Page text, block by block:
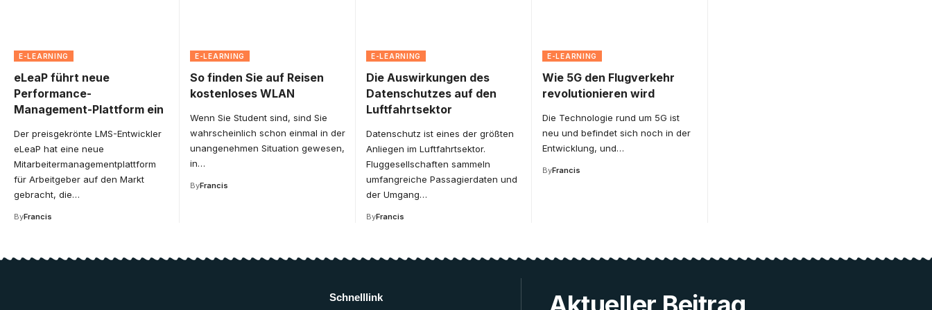
E-LEARNING
eLeaP führt neue
Performance-
Management-Plattform ein
Der preisgekrönte LMS-Entwickler
eLeaP hat eine neue
Mitarbeitermanagementplattform
für Arbeitgeber auf den Markt
gebracht, die…
ByFrancis
E-LEARNING
So finden Sie auf Reisen
kostenloses WLAN
Wenn Sie Student sind, sind Sie
wahrscheinlich schon einmal in der
unangenehmen Situation gewesen,
in…
ByFrancis
E-LEARNING
Die Auswirkungen des
Datenschutzes auf den
Luftfahrtsektor
Datenschutz ist eines der größten
Anliegen im Luftfahrtsektor.
Fluggesellschaften sammeln
umfangreiche Passagierdaten und
der Umgang…
ByFrancis
E-LEARNING
Wie 5G den Flugverkehr
revolutionieren wird
Die Technologie rund um 5G ist
neu und befindet sich noch in der
Entwicklung, und…
ByFrancis
Schnelllink